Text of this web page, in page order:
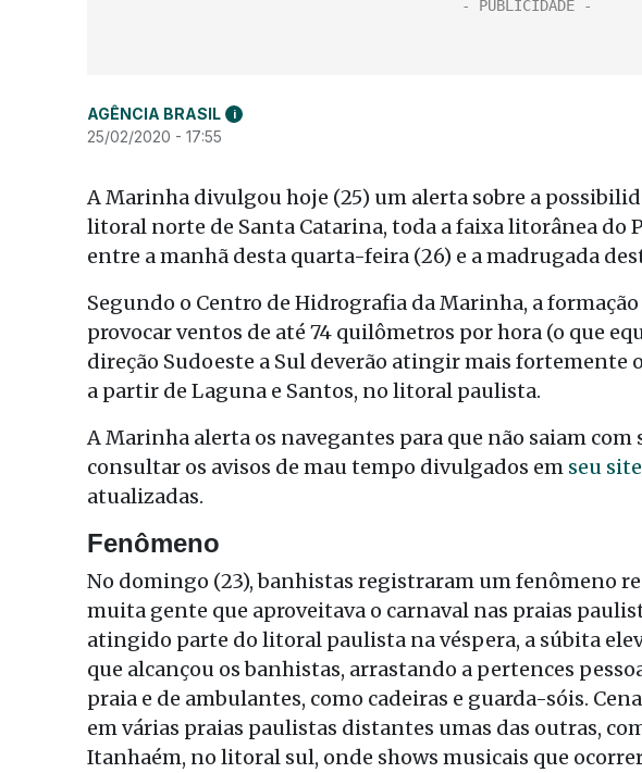
AGÊNCIA BRASIL i
25/02/2020 - 17:55
A Marinha divulgou hoje (25) um alerta sobre a
litoral norte de Santa Catarina, toda a faixa litorânea do
entre a manhã desta quarta-feira (26) e a madrugada
Segundo o Centro de Hidrografia da Marinha, a
provocar ventos de até 74 quilômetros por hora (o que
direção Sudoeste a Sul deverão atingir mais
a partir de Laguna e Santos, no litoral paulista.
A Marinha alerta os navegantes para que não saiam com
consultar os avisos de mau tempo divulgados em seu site
atualizadas.
Fenômeno
No domingo (23), banhistas registraram um fenômeno
muita gente que aproveitava o carnaval nas praias
atingido parte do litoral paulista na véspera, a súbita
que alcançou os banhistas, arrastando a pertences
praia e de ambulantes, como cadeiras e guarda-sóis.
em várias praias paulistas distantes umas das outras,
Itanhaém, no litoral sul, onde shows musicais que